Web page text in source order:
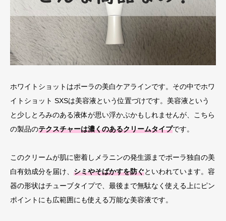
ホワイトショットはポーラの美白ケアラインです。その中でホワ
イトショット SXSは美容液という位置づけです。 美容液という
と少しとろみのある液体が思い浮かぶかもしれませんが、こちら
の製品のテクスチャーは濃くのあるクリームタイプです。
このクリームが肌に密着しメラニンの発生源までポーラ独自の美
白有効成分を届け、 シミやそばかすを防ぐといわれています。 容
器の形状はチューブタイプで、最後まで無駄なく使える上にピン
ポイントにも広範囲にも使える万能な美容液です。